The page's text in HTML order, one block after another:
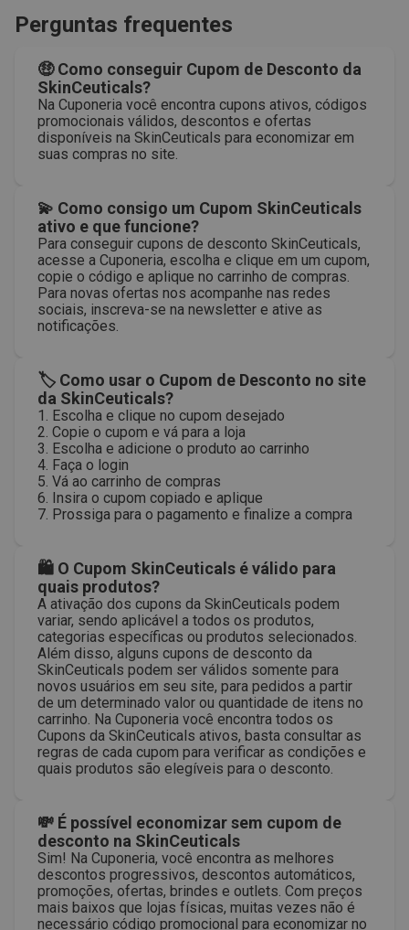
Perguntas frequentes
🤑 Como conseguir Cupom de Desconto da
SkinCeuticals?
Na Cuponeria você encontra cupons ativos, códigos
promocionais válidos, descontos e ofertas
disponíveis na SkinCeuticals para economizar em
suas compras no site.
💫 Como consigo um Cupom SkinCeuticals
ativo e que funcione?
Para conseguir cupons de desconto SkinCeuticals,
acesse a Cuponeria, escolha e clique em um cupom,
copie o código e aplique no carrinho de compras.
Para novas ofertas nos acompanhe nas redes
sociais, inscreva-se na newsletter e ative as
notificações.
🏷 Como usar o Cupom de Desconto no site
da SkinCeuticals?
1. Escolha e clique no cupom desejado
2. Copie o cupom e vá para a loja
3. Escolha e adicione o produto ao carrinho
4. Faça o login
5. Vá ao carrinho de compras
6. Insira o cupom copiado e aplique
7. Prossiga para o pagamento e finalize a compra
🛍 O Cupom SkinCeuticals é válido para
quais produtos?
A ativação dos cupons da SkinCeuticals podem
variar, sendo aplicável a todos os produtos,
categorias específicas ou produtos selecionados.
Além disso, alguns cupons de desconto da
SkinCeuticals podem ser válidos somente para
novos usuários em seu site, para pedidos a partir
de um determinado valor ou quantidade de itens no
carrinho. Na Cuponeria você encontra todos os
Cupons da SkinCeuticals ativos, basta consultar as
regras de cada cupom para verificar as condições e
quais produtos são elegíveis para o desconto.
💸 É possível economizar sem cupom de
desconto na SkinCeuticals
Sim! Na Cuponeria, você encontra as melhores
descontos progressivos, descontos automáticos,
promoções, ofertas, brindes e outlets. Com preços
mais baixos que lojas físicas, muitas vezes não é
necessário código promocional para economizar no